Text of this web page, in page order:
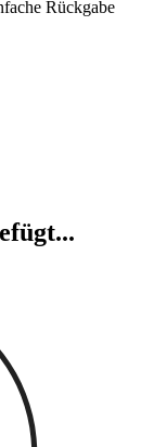
Rückgabe